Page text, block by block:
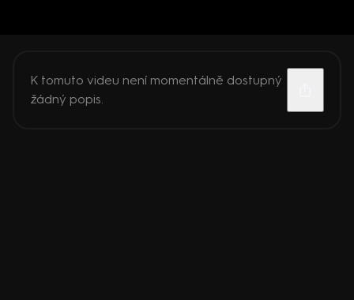
K tomuto videu není momentálně dostupný
žádný popis.